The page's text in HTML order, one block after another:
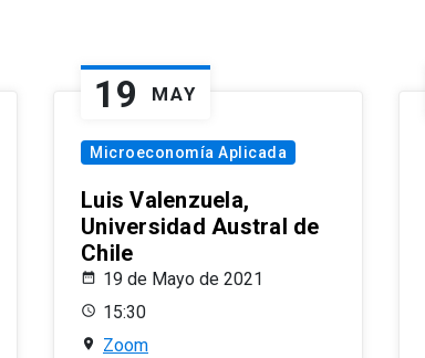
19 MAY
Microeconomía Aplicada
Luis Valenzuela,
Universidad Austral de
Chile
19 de Mayo de 2021
15:30
Zoom